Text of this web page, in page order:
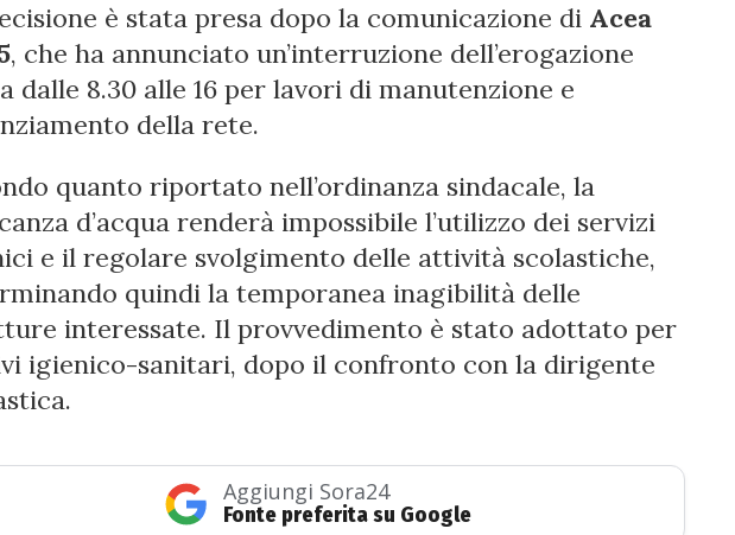
è stata presa dopo la comunicazione di Acea
, che ha annunciato un’interruzione dell’erogazione
dalle 8.30 alle 16 per lavori di manutenzione e
della rete.
quanto riportato nell’ordinanza sindacale, la
d’acqua renderà impossibile l’utilizzo dei servizi
e il regolare svolgimento delle attività scolastiche,
quindi la temporanea inagibilità delle
interessate. Il provvedimento è stato adottato per
igienico-sanitari, dopo il confronto con la dirigente
Aggiungi Sora24
Fonte preferita su Google